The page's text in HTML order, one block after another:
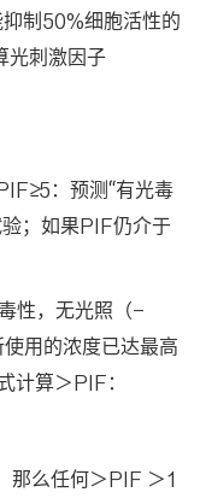
制50%细胞活性的
光刺激因子
：预测“有光毒
；如果PIF仍介于
性，无光照（-
用的浓度已达最高
计算＞PIF：
那么任何＞PIF ＞1